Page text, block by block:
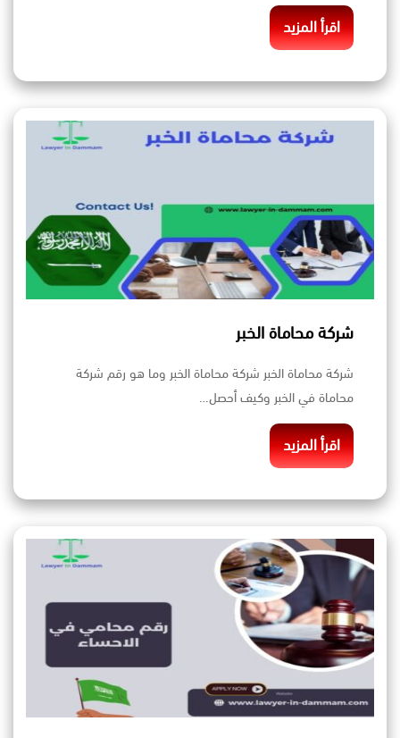
اقرأ المزيد
شركة محاماة الخبر
شركة محاماة الخبر شركة محاماة الخبر وما هو رقم شركة
محاماة في الخبر وكيف أحصل…
اقرأ المزيد